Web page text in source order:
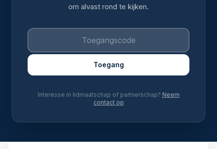
om alvast rond te kijken.
Toegang
Interesse in lidmaatschap of partnerschap? Neem
contact op